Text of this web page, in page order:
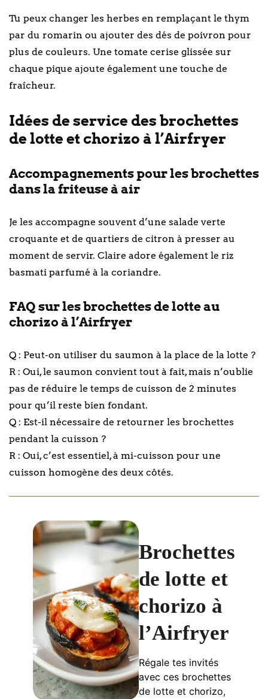
Tu peux changer les herbes en remplaçant le thym
par du romarin ou ajouter des dés de poivron pour
plus de couleurs. Une tomate cerise glissée sur
chaque pique ajoute également une touche de
fraîcheur.
Idées de service des brochettes
de lotte et chorizo à l’Airfryer
Accompagnements pour les brochettes
dans la friteuse à air
Je les accompagne souvent d’une salade verte
croquante et de quartiers de citron à presser au
moment de servir. Claire adore également le riz
basmati parfumé à la coriandre.
FAQ sur les brochettes de lotte au
chorizo à l’Airfryer
Q : Peut-on utiliser du saumon à la place de la lotte ?
R : Oui, le saumon convient tout à fait, mais n’oublie
pas de réduire le temps de cuisson de 2 minutes
pour qu’il reste bien fondant.
Q : Est-il nécessaire de retourner les brochettes
pendant la cuisson ?
R : Oui, c’est essentiel, à mi-cuisson pour une
cuisson homogène des deux côtés.
Brochettes
de lotte et
chorizo à
l’Airfryer
Régale tes invités
avec ces brochettes
de lotte et chorizo,